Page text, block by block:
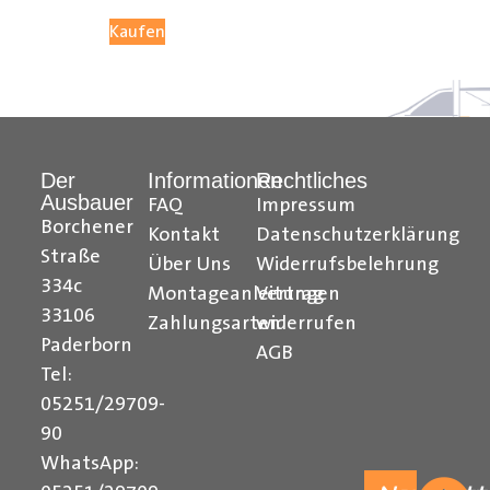
05251 29 70 9-90.
Hilfreiche Montageanleitungen und Tipps finden Sie
Ihr Team vonDer Ausbauer
Formularbeginn
Kaufen
Der
Ausbauer
Borchener
Straße
334c
33106
Paderborn
Tel:
05251/29709-
90
WhatsApp:
Informationen
FAQ
Kontakt
Über Uns
Montageanleitungen
Zahlungsarten
Rechtliches
Impressum
Datenschutzerklärung
Widerrufsbelehrung
Vertrag
widerrufen
AGB